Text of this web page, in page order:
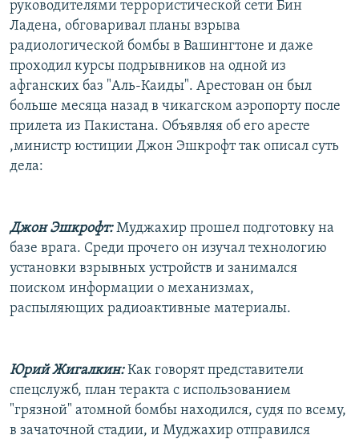
руководителями террористической сети Бин
Ладена, обговаривал планы взрыва
радиологической бомбы в Вашингтоне и даже
проходил курсы подрывников на одной из
афганских баз "Аль-Каиды". Арестован он был
больше месяца назад в чикагском аэропорту после
прилета из Пакистана. Объявляя об его аресте
,министр юстиции Джон Эшкрофт так описал суть
дела:
Джон Эшкрофт:Муджахир прошел подготовку на
базе врага. Среди прочего он изучал технологию
установки взрывных устройств и занимался
поиском информации о механизмах,
распыляющих радиоактивные материалы.
Юрий Жигалкин:Как говорят представители
спецслужб, план теракта с использованием
"грязной" атомной бомбы находился, судя по всему,
в зачаточной стадии, и Муджахир отправился